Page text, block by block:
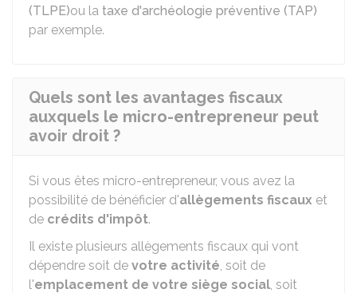
(TLPE)ou la taxe d'archéologie préventive (TAP)
par exemple.
Quels sont les avantages fiscaux
auxquels le micro-entrepreneur peut
avoir droit ?
Si vous êtes micro-entrepreneur, vous avez la
possibilité de bénéficier d'allègements fiscaux et
de crédits d'impôt.
Il existe plusieurs allègements fiscaux qui vont
dépendre soit de votre activité, soit de
l'emplacement de votre siège social, soit